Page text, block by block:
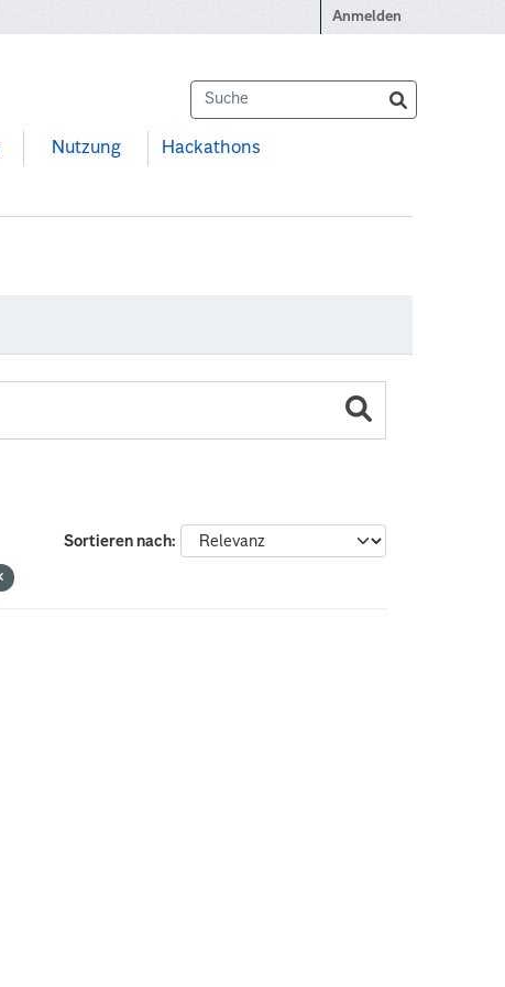
Anmelden
Nutzung Hackathons
Sortieren nach